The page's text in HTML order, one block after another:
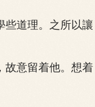
道理。之所以讓
意留着他。想着